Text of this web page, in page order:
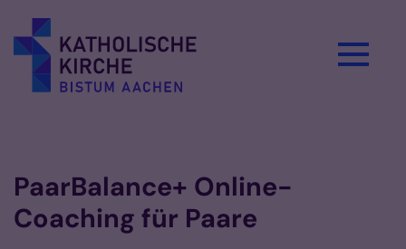
PaarBalance+ Online-
Coaching für Paare